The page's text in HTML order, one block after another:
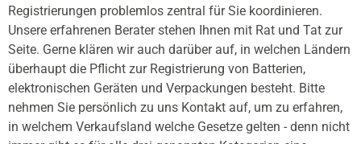
Registrierungen problemlos zentral für Sie koordinieren.
Unsere erfahrenen Berater stehen Ihnen mit Rat und Tat zur
Seite. Gerne klären wir auch darüber auf, in welchen Ländern
überhaupt die Pflicht zur Registrierung von Batterien,
elektronischen Geräten und Verpackungen besteht. Bitte
nehmen Sie persönlich zu uns Kontakt auf, um zu erfahren,
in welchem Verkaufsland welche Gesetze gelten - denn nicht